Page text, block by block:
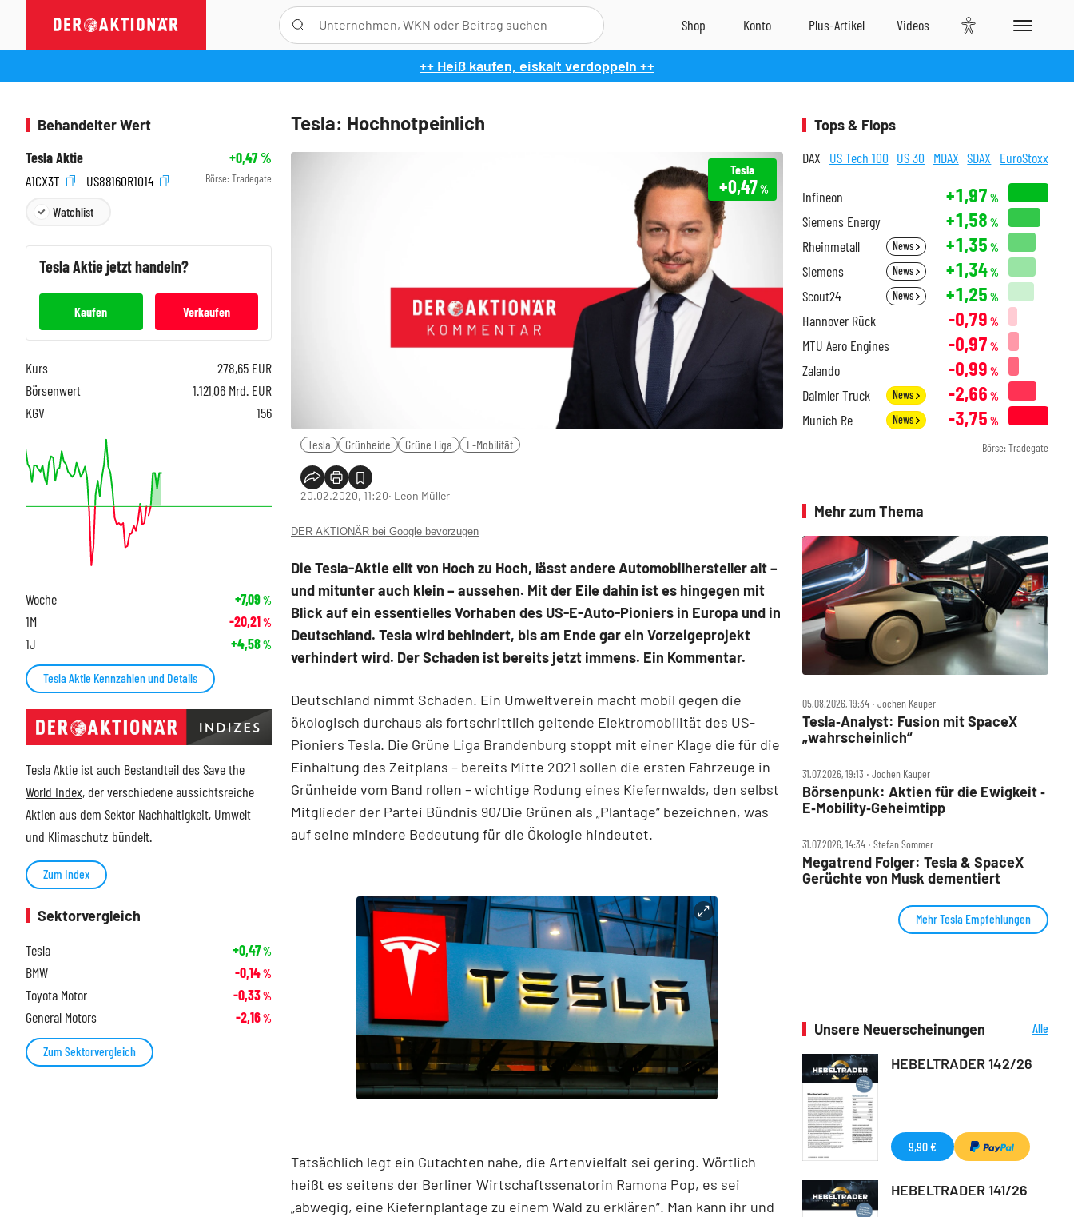
++ Heiß kaufen, eiskalt verdoppeln ++
Tesla: Hochnotpeinlich
Tesla
+0,47%
Tesla Grünheide Grüne Liga E-Mobilität
20.02.2020, 11:20‧ Leon Müller
DER AKTIONÄR bei Google bevorzugen
Die Tesla-Aktie eilt von Hoch zu Hoch, lässt andere Automobilhersteller alt –
und mitunter auch klein – aussehen. Mit der Eile dahin ist es hingegen mit
Blick auf ein essentielles Vorhaben des US-E-Auto-Pioniers in Europa und in
Deutschland. Tesla wird behindert, bis am Ende gar ein Vorzeigeprojekt
verhindert wird. Der Schaden ist bereits jetzt immens. Ein Kommentar.
Deutschland nimmt Schaden. Ein Umweltverein macht mobil gegen die
ökologisch durchaus als fortschrittlich geltende Elektromobilität des US-
Pioniers Tesla. Die Grüne Liga Brandenburg stoppt mit einer Klage die für die
Einhaltung des Zeitplans – bereits Mitte 2021 sollen die ersten Fahrzeuge in
Grünheide vom Band rollen – wichtige Rodung eines Kiefernwalds, den selbst
Mitglieder der Partei Bündnis 90/Die Grünen als „Plantage“ bezeichnen, was
auf seine mindere Bedeutung für die Ökologie hindeutet.
Tatsächlich legt ein Gutachten nahe, die Artenvielfalt sei gering. Wörtlich
heißt es seitens der Berliner Wirtschaftssenatorin Ramona Pop, es sei
„abwegig, eine Kiefernplantage zu einem Wald zu erklären“. Man kann ihr und
Behandelter Wert
Tesla Aktie
+0,47%
A1CX3T
US88160R1014 Börse: Tradegate
Watchlist
TeslaAktie jetzt handeln?
Kaufen Verkaufen
Kurs 278,65 EUR
Börsenwert
1.121,06 Mrd. EUR
KGV
156
Woche +7,09%
1M -20,21%
1J +4,58%
Tesla Aktie Kennzahlen und Details
Tesla Aktie ist auch Bestandteil desSave the
World Index, der verschiedene aussichtsreiche
Aktien aus dem Sektor Nachhaltigkeit, Umwelt
und Klimaschutz bündelt.
Zum Index
Sektorvergleich
Tesla
+0,47%
BMW -0,14%
Toyota Motor -0,33%
General Motors -2,16%
Zum Sektorvergleich
Tops & Flops
DAX US Tech 100 US 30 MDAX SDAX EuroStoxx
Infineon +1,97 %
Siemens Energy +1,58 %
Rheinmetall News +1,35 %
Siemens News +1,34%
Scout24 News +1,25 %
Hannover Rück -0,79 %
MTU Aero Engines -0,97 %
Zalando -0,99 %
Daimler Truck News -2,66 %
Munich Re News -3,75 %
Börse: Tradegate
Mehr zum Thema
05.08.2026, 19:34 ‧ Jochen Kauper
Tesla‑Analyst: Fusion mit SpaceX
„wahrscheinlich“
31.07.2026, 19:13 ‧ Jochen Kauper
Börsenpunk: Aktien für die Ewigkeit ‑
E‑Mobility‑Geheimtipp
31.07.2026, 14:34 ‧ Stefan Sommer
Megatrend Folger: Tesla & SpaceX
Gerüchte von Musk dementiert
Mehr Tesla Empfehlungen
Unsere Neuerscheinungen
Alle
HEBELTRADER 142/26
9,90 €
HEBELTRADER 141/26